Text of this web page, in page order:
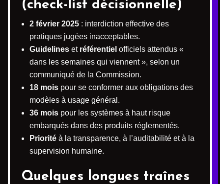
(check-list décisionnelle)
2 février 2025 : interdiction effective des
pratiques jugées inacceptables.
Guidelines et référentiel officiels attendus «
dans les semaines qui viennent », selon un
communiqué de la Commission.
18 mois pour se conformer aux obligations des
modèles à usage général.
36 mois pour les systèmes à haut risque
embarqués dans des produits réglementés.
Priorité à la transparence, à l’auditabilité et à la
supervision humaine.
Quelques longues traînes